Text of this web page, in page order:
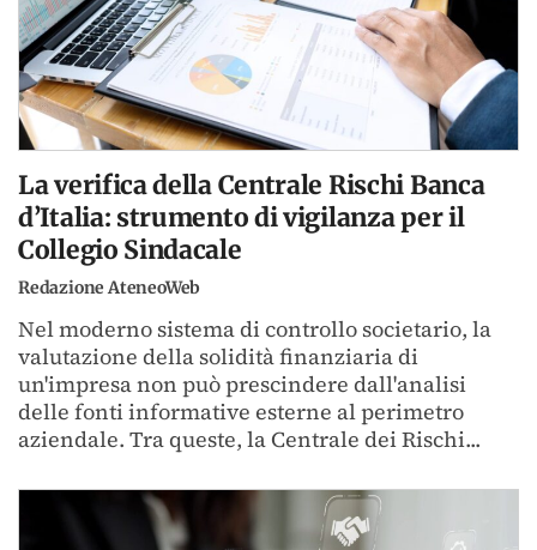
La verifica della Centrale Rischi Banca
d’Italia: strumento di vigilanza per il
Collegio Sindacale
Redazione AteneoWeb
Nel moderno sistema di controllo societario, la
valutazione della solidità finanziaria di
un'impresa non può prescindere dall'analisi
delle fonti informative esterne al perimetro
aziendale. Tra queste, la Centrale dei Rischi...